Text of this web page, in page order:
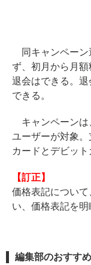
同キャンペーン
ず、初月から月額
退会はできる。
できる。
キャンペーンは
ユーザーが対象
カードとデビット
【訂正】
価格表記につい
い、価格表記を明
編集部のおすす